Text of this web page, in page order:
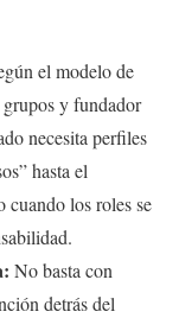
el modelo de
y fundador
necesita perfiles
hasta el
los roles se
No basta con
detrás del